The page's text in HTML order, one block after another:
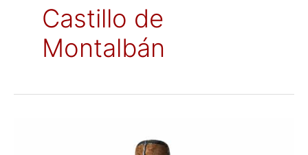
Castillo de
Montalbán